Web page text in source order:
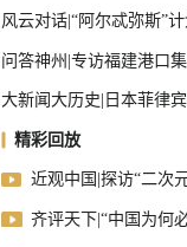
风云对话|“阿尔忒弥斯”
问答神州|专访福建港口
大新闻大历史|日本菲律
精彩回放
近观中国|探访“二次
齐评天下|“中国为何